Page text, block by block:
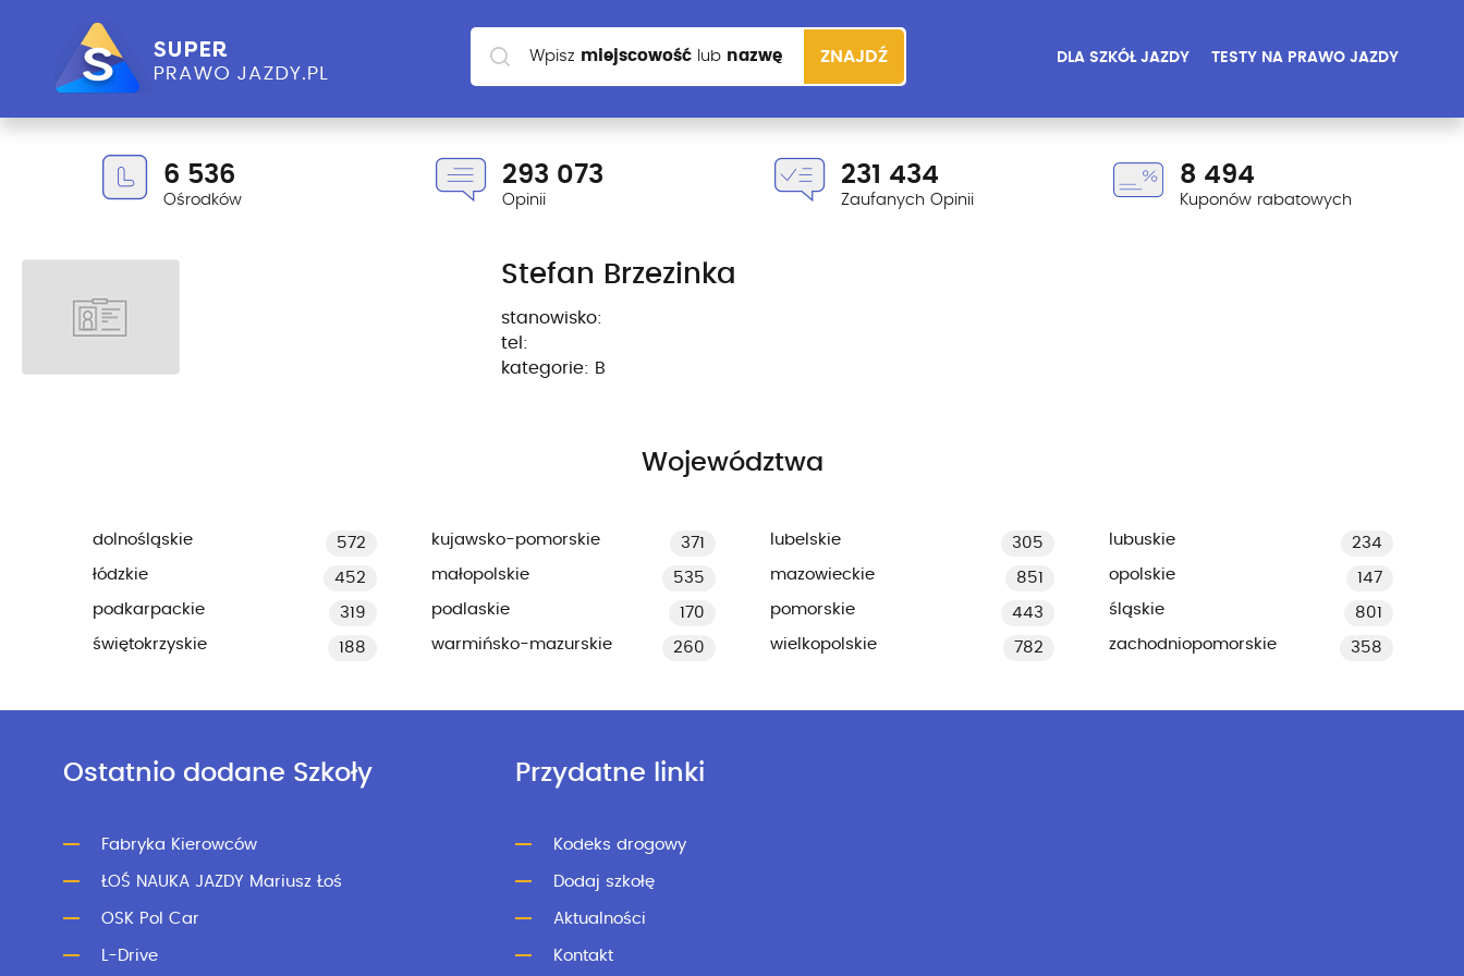
DLA SZKÓŁ JAZDY TESTY NA PRAWO JAZDY
Wpisz miejscowość lub nazwę
szkoły
ZNAJDŹ
6 536
Ośrodków
293 073
Opinii
231 434
Zaufanych Opinii
8 494
Kuponów rabatowych
Stefan Brzezinka
stanowisko:
tel:
kategorie: B
Województwa
dolnośląskie 572 kujawsko-pomorskie 371 lubelskie 305 lubuskie
234
łódzkie
452 małopolskie 535 mazowieckie 851 opolskie
147
podkarpackie
319 podlaskie 170 pomorskie 443 śląskie
801
świętokrzyskie
188 warmińsko-mazurskie 260 wielkopolskie 782 zachodniopomorskie 358
Ostatnio dodane Szkoły
Fabryka Kierowców
ŁOŚ NAUKA JAZDY Mariusz Łoś
OSK Pol Car
L-Drive
Przydatne linki
Kodeks drogowy
Dodaj szkołę
Aktualności
Kontakt